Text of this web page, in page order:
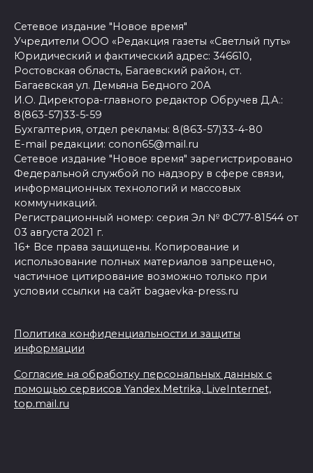
Сетевое издание "Новое время"
Учредители ООО «Редакция газеты «Светлый путь»
Юридический и фактический адрес: 346610,
Ростовская область, Багаевский район, ст.
Багаевская ул. Демьяна Бедного 20А
И.О. Директора-главного редактор Обручев Д.А.:
8(863-57)33-5-59
Бухгалтерия, отдел рекламы: 8(863-57)33-4-80
E-mail редакции: conon65@mail.ru
Сетевое издание "Новое время" зарегистрировано
Федеральной службой по надзору в сфере связи,
информационных технологий и массовых
коммуникаций.
Регистрационный номер: серия Эл № ФС77-81544 от
03 августа 2021 г.
16+ Все права защищены. Копирование и
использование полных материалов запрещено,
частичное цитирование возможно только при
условии ссылки на сайт bagaevka-press.ru
Политика конфиденциальности и защиты
информации
Согласие на обработку персональных данных с
помощью сервисов Yandex.Metrika, LiveInternet,
top.mail.ru